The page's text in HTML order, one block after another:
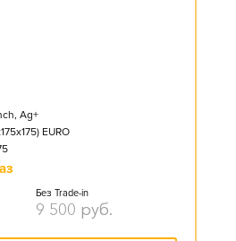
Ag+
EURO
Без Trade-in
9 500 руб.